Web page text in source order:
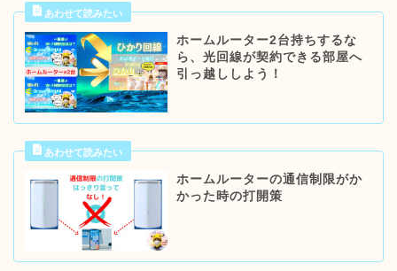
ホームルーター2台持ちするな
ら、光回線が契約できる部屋へ
引っ越ししよう！
ホームルーターの通信制限がか
かった時の打開策